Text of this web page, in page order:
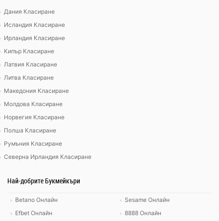
Дания Класиране
Исландия Класиране
Ирландия Класиране
Кипър Класиране
Латвия Класиране
Литва Класиране
Македония Класиране
Молдова Класиране
Норвегия Класиране
Полша Класиране
Румъния Класиране
Северна Ирландия Класиране
Най-добрите Букмейкъри
Betano Онлайн
Efbet Онлайн
Sesame Онлайн
8888 Онлайн